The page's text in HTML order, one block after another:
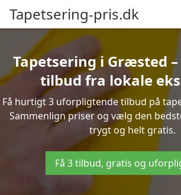
Tapetsering-pris.dk
Tapetsering i Græsted
tilbud fra lokale
Få hurtigt 3 uforpligtende tilbud på
Sammenlign priser og vælg den
trygt og helt gratis.
Få 3 tilbud, gratis og